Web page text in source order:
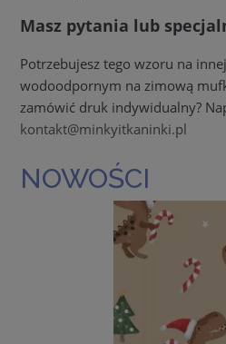
Masz pytania lub
Potrzebujesz tego wzoru na
wodoodpornym na zimową
zamówić druk indywidualny?
kontakt@minkyitkaninki.pl
NOWOŚCI